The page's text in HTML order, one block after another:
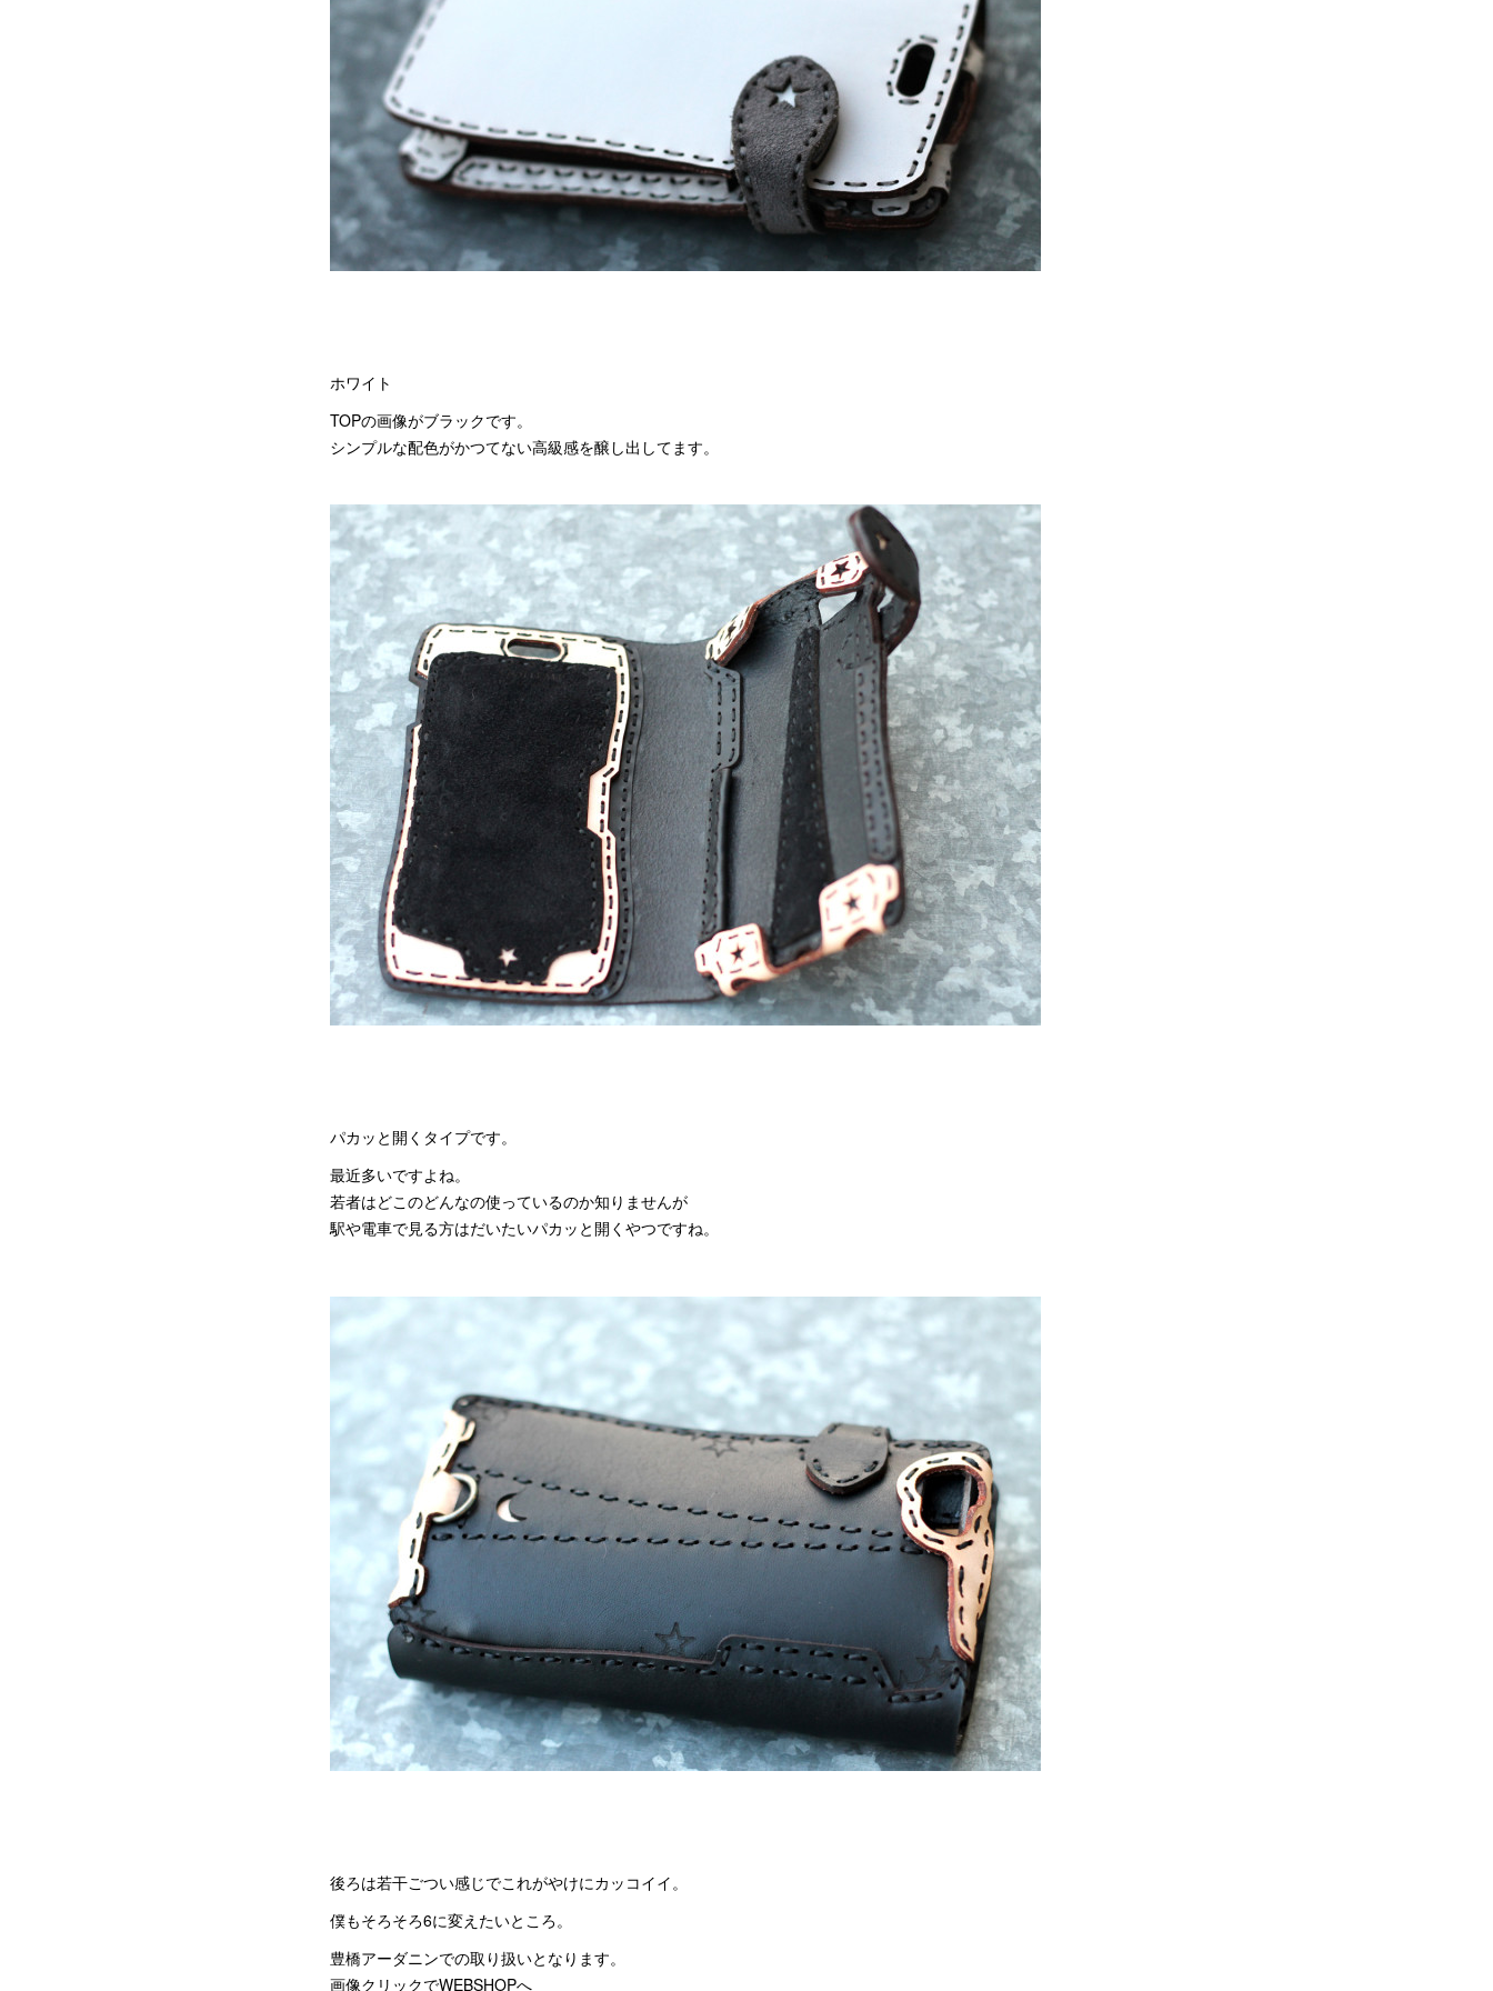
ホワイト
TOPの画像がブラックです。
シンプルな配色がかつてない高級感を醸し出してます。
パカッと開くタイプです。
最近多いですよね。
若者はどこのどんなの使っているのか知りませんが
駅や電車で見る方はだいたいパカッと開くやつですね。
後ろは若干ごつい感じでこれがやけにカッコイイ。
僕もそろそろ6に変えたいところ。
豊橋アーダニンでの取り扱いとなります。
画像クリックでWEBSHOPへ